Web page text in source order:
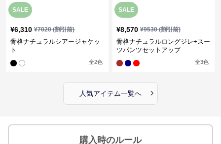
SALE
¥6,310 ¥7020(割引前)
骨格ナチュラルシアージャケッ
ト
全2色
SALE
¥8,570 ¥9530(割引前)
骨格ナチュラルロングジレ+スー
ツパンツセットアップ
全3色
人気アイテム一覧へ ›
購入時のルール